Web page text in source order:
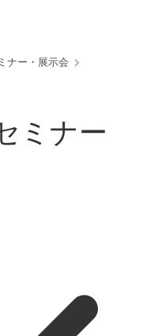
ナー・展示会
ミナー